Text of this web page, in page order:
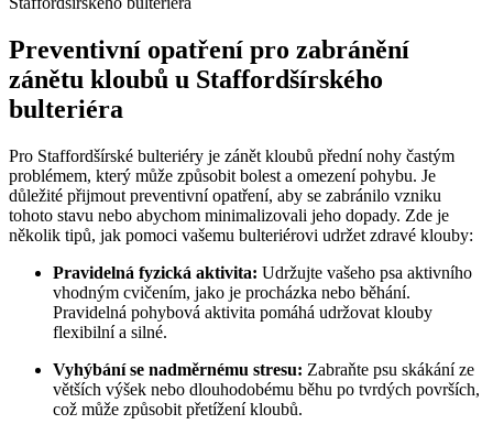
Preventivní opatření pro zabránění
zánětu kloubů u Staffordšírského
bulteriéra
Pro Staffordšírské bulteriéry je zánět kloubů přední nohy častým
problémem, který může způsobit bolest a omezení pohybu. Je
důležité přijmout preventivní opatření, aby se zabránilo vzniku
tohoto stavu nebo abychom minimalizovali jeho dopady. Zde je
několik tipů, jak pomoci vašemu bulteriérovi udržet zdravé klouby:
Pravidelná fyzická aktivita: Udržujte vašeho psa aktivního
vhodným cvičením, jako je procházka nebo běhání.
Pravidelná pohybová aktivita pomáhá udržovat klouby
flexibilní a silné.
Vyhýbání se nadměrnému stresu: Zabraňte psu skákání ze
větších výšek nebo dlouhodobému běhu po tvrdých površích,
což může způsobit přetížení kloubů.